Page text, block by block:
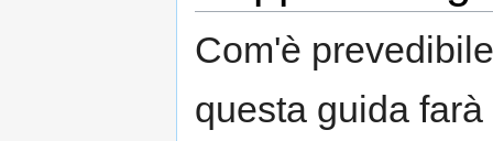
Com'è
questa guida